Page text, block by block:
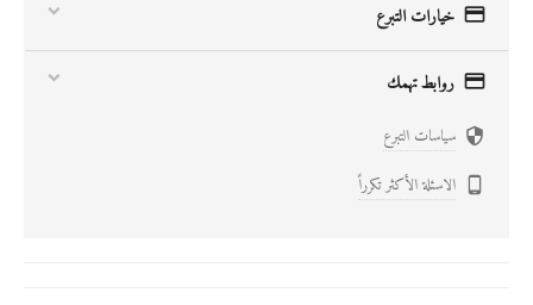
 خيارات التبرع
 روابط تهمك
 سياسات التبرع
 الاسئلة الأكثر تكرراً